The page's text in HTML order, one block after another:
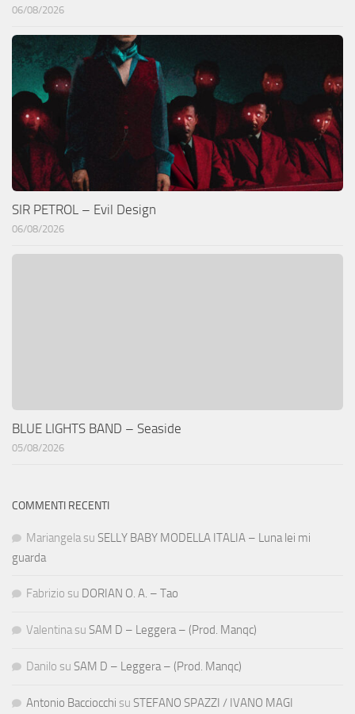
06/08/2026
SIR PETROL – Evil Design
06/08/2026
BLUE LIGHTS BAND – Seaside
05/08/2026
COMMENTI RECENTI
Mariangela su SELLY BABY MODELLA ITALIA – Luna lei mi
guarda
Fabrizio su DORIAN O. A. – Tao
Valentina su SAM D – Leggera – (Prod. Manqc)
Danilo su SAM D – Leggera – (Prod. Manqc)
Antonio Bacciocchi su STEFANO SPAZZI / IVANO MAGI